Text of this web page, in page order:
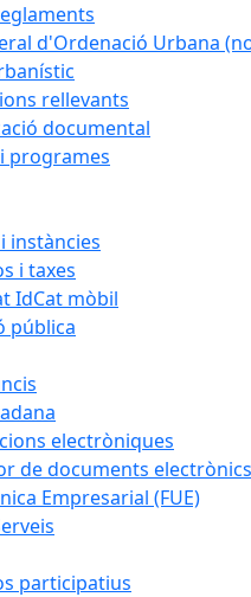
d'Ordenació Urbana
rellevants
documental
programes
instàncies
i taxes
IdCat mòbil
pública
electròniques
de documents electrònics
Empresarial (FUE)
participatius